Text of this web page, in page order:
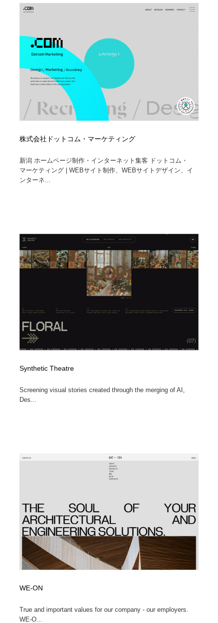
株式会社ドットコム・マーケティング
新潟 ホームページ制作・インターネット集客 ドットコム・
マーケティング | WEBサイト制作、WEBサイトデザイン、イ
ンターネ...
Synthetic Theatre
Screening visual stories created through the merging of AI,
Des...
WE-ON
True and important values for our company - our employers.
WE-O...